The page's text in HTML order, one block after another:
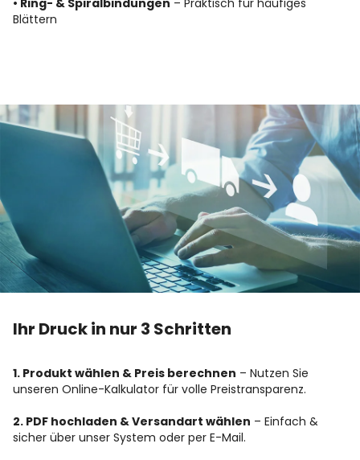
• Ring- & Spiralbindungen – Praktisch für häufiges
Blättern
Ihr Druck in nur 3 Schritten
1. Produkt wählen & Preis berechnen – Nutzen Sie
unseren Online-Kalkulator für volle Preistransparenz.
2. PDF hochladen & Versandart wählen – Einfach &
sicher über unser System oder per E-Mail.